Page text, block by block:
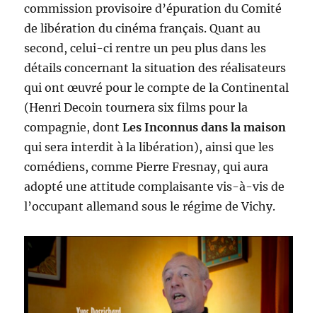
commission provisoire d’épuration du Comité
de libération du cinéma français. Quant au
second, celui-ci rentre un peu plus dans les
détails concernant la situation des réalisateurs
qui ont œuvré pour le compte de la Continental
(Henri Decoin tournera six films pour la
compagnie, dontLes Inconnus dans la maison
qui sera interdit à la libération), ainsi que les
comédiens, comme Pierre Fresnay, qui aura
adopté une attitude complaisante vis-à-vis de
l’occupant allemand sous le régime de Vichy.